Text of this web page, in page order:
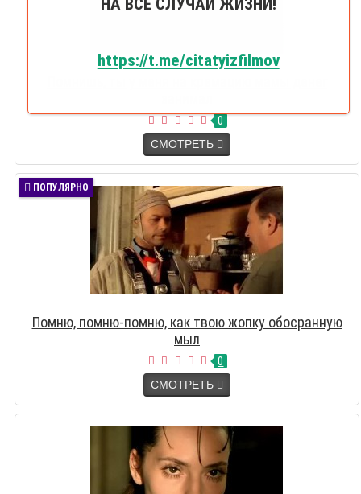
0
СМОТРЕТЬ
ПОПУЛЯРНО
Помню, помню-помню, как твою жопку обосранную
мыл
0
СМОТРЕТЬ
НА ВСЕ СЛУЧАИ ЖИЗНИ!
https://t.me/citatyizfilmov